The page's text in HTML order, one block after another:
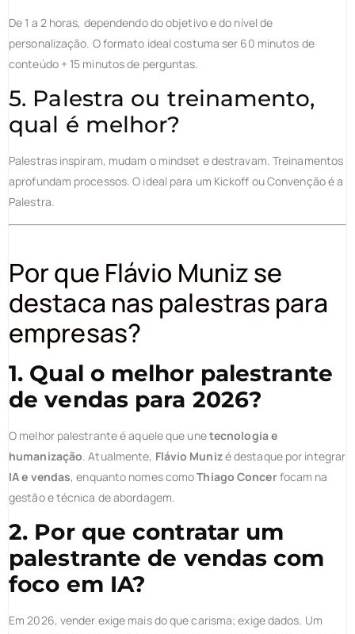
De 1 a 2 horas, dependendo do objetivo e do nível de
personalização. O formato ideal costuma ser 60 minutos de
conteúdo + 15 minutos de perguntas.
5. Palestra ou treinamento,
qual é melhor?
Palestras inspiram, mudam o mindset e destravam. Treinamentos
aprofundam processos. O ideal para um Kickoff ou Convenção é a
Palestra.
Por que Flávio Muniz se
destaca nas palestras para
empresas?
1. Qual o melhor palestrante
de vendas para 2026?
O melhor palestrante é aquele que unetecnologia e
humanização . Atualmente, Flávio Munizé destaque por integrar
IA e vendas, enquanto nomes comoThiago Concerfocam na
gestão e técnica de abordagem.
2. Por que contratar um
palestrante de vendas com
foco em IA?
Em 2026, vender exige mais do que carisma; exige dados. Um